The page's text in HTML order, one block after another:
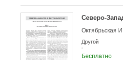
Северо-
Октябрьская
Другой
Бесплатно